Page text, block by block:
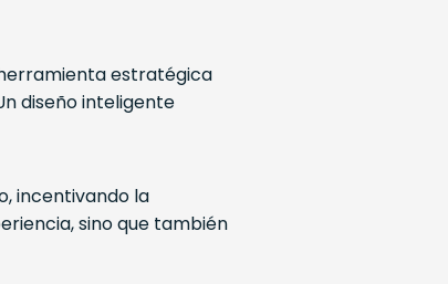
estratégica
diseño inteligente
incentivando la
sino que también